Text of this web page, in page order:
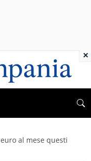
al mese questi
×